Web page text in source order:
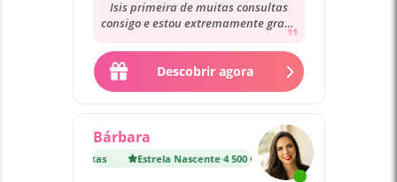
Isis primeira de muitas consultas
consigo e estou extremamente grata
sua parte...
Descobrir agora
Bárbara
Estrela Nascente·4 500 Consultas